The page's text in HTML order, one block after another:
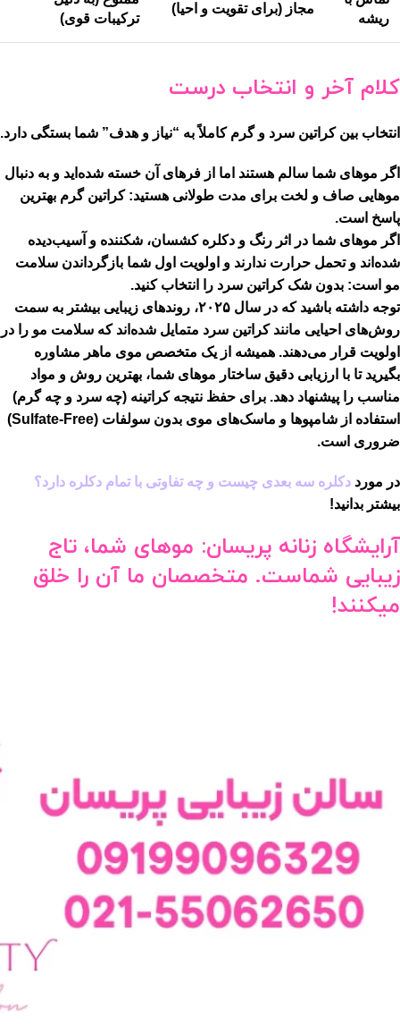
ریشه
مجاز (برای تقویت و احیا)
ترکیبات قوی)
کلام آخر و انتخاب درست
انتخاب بین کراتین سرد و گرم کاملاً به “نیاز و هدف” شما بستگی دارد.
اگر موهای شما سالم هستند اما از فرهای آن خسته شده‌اید و به دنبال
موهایی صاف و لخت برای مدت طولانی هستید: کراتین گرم بهترین
پاسخ است.
اگر موهای شما در اثر رنگ و دکلره کشسان، شکننده و آسیب‌دیده
شده‌اند و تحمل حرارت ندارند و اولویت اول شما بازگرداندن سلامت
مو است: بدون شککراتین سرد را انتخاب کنید.
توجه داشته باشید که در سال ۲۰۲۵، روندهای زیبایی بیشتر به سمت
روش‌های احیایی مانند کراتین سرد متمایل شده‌اند که سلامت مو را در
اولویت قرار می‌دهند. همیشه از یک متخصص موی ماهر مشاوره
بگیرید تا با ارزیابی دقیق ساختار موهای شما، بهترین روش و مواد
مناسب را پیشنهاد دهد. برای حفظ نتیجه کراتینه (چه سرد و چه گرم)
استفاده از شامپوها و ماسک‌های موی بدون سولفات (Sulfate-Free)
ضروری است.
در مورد دکلره سه بعدی چیست و چه تفاوتی با تمام دکلره دارد؟
بیشتر بدانید!
آرایشگاه زنانه پریسان: موهای شما، تاج
زیبایی شماست. متخصصان ما آن را خلق
میکنند!